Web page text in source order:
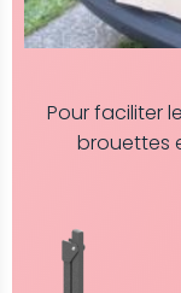
Pour faciliter
brouettes